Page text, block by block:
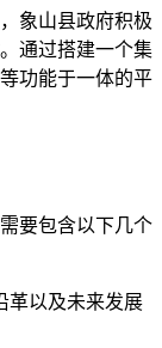
象山县政府积极
通过搭建一个集
功能于一体的平
要包含以下几个
革以及未来发展